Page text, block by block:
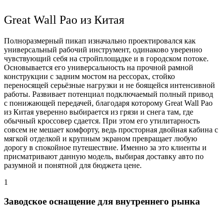
Great Wall Pao из Китая
Полноразмерный пикап изначально проектировался как
универсальный рабочий инструмент, одинаково уверенно
чувствующий себя на стройплощадке и в городском потоке.
Основывается его универсальность на прочной рамной
конструкции с задним мостом на рессорах, стойко
переносящей серьёзные нагрузки и не боящейся интенсивной
работы. Развивает потенциал подключаемый полный привод
с понижающей передачей, благодаря которому Great Wall Pao
из Китая уверенно выбирается из грязи и снега там, где
обычный кроссовер сдается. При этом его утилитарность
совсем не мешает комфорту, ведь просторная двойная кабина с
мягкой отделкой и крупным экраном превращает любую
дорогу в спокойное путешествие. Именно за это клиенты и
присматривают данную модель, выбирая доставку авто по
разумной и понятной для бюджета цене.
1
Заводское оснащение для внутреннего рынка